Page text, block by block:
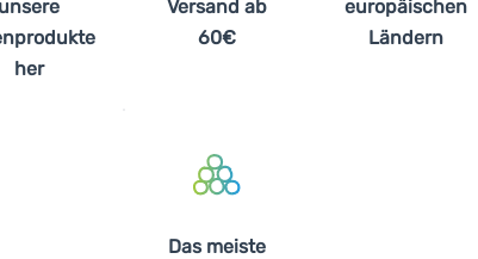
unsere
her
Versand ab
60€
europäischen
Ländern
Das meiste